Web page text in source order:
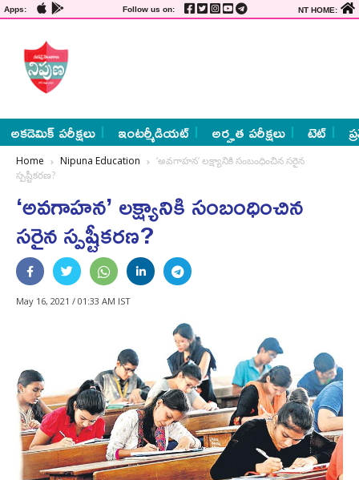
Apps: Follow us on: NT HOME:
అకడెమిక్ పరీక్షలు ఇంటర్మీడియట్ అర్హత పరీక్షలు టెట్
Home Nipuna Education
‘అవగాహన’ లక్ష్యానికి సంబంధించిన సరైన
స్పష్టీకరణ?
‘అవగాహన’ లక్ష్యానికి సంబంధించిన
సరైన స్పష్టీకరణ?
May 16, 2021 / 01:33 AM IST